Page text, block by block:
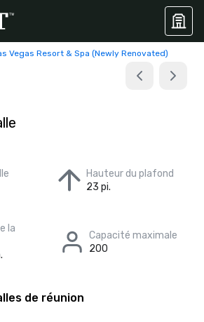
Vegas Resort & Spa (Newly Renovated)
Hauteur du plafond
23 pi.
la
Capacité maximale
200
de réunion